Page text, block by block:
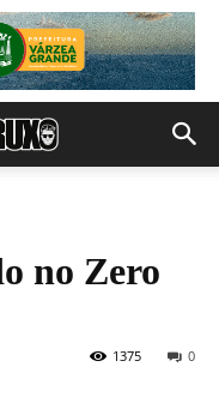
no Zero
0
1375